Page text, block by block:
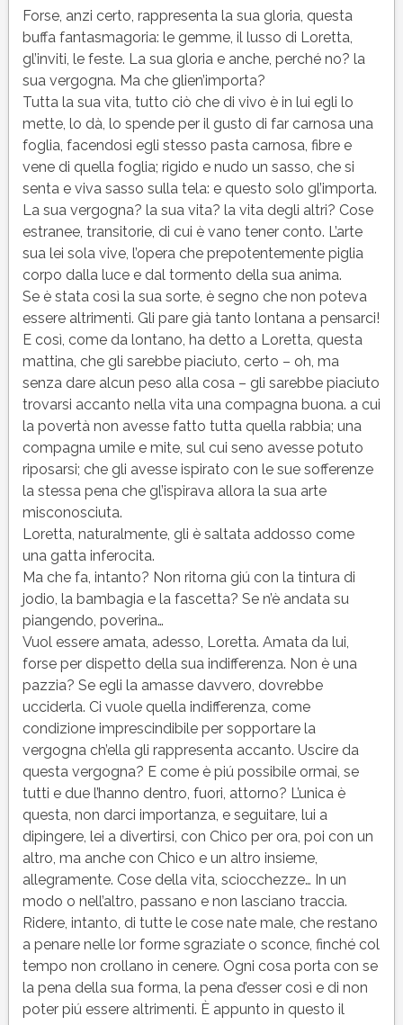
Forse, anzi certo, rappresenta la sua gloria, questa
buffa fantasmagoria: le gemme, il lusso di Loretta,
gl’inviti, le feste. La sua gloria e anche, perché no? la
sua vergogna. Ma che glien’importa?
Tutta la sua vita, tutto ciò che di vivo è in lui egli lo
mette, lo dà, lo spende per il gusto di far carnosa una
foglia, facendosi egli stesso pasta carnosa, fibre e
vene di quella foglia; rigido e nudo un sasso, che si
senta e viva sasso sulla tela: e questo solo gl’importa.
La sua vergogna? la sua vita? la vita degli altri? Cose
estranee, transitorie, di cui è vano tener conto. L’arte
sua lei sola vive, l’opera che prepotentemente piglia
corpo dalla luce e dal tormento della sua anima.
Se è stata così la sua sorte, è segno che non poteva
essere altrimenti. Gli pare già tanto lontana a pensarci!
E così, come da lontano, ha detto a Loretta, questa
mattina, che gli sarebbe piaciuto, certo – oh, ma
senza dare alcun peso alla cosa – gli sarebbe piaciuto
trovarsi accanto nella vita una compagna buona. a cui
la povertà non avesse fatto tutta quella rabbia; una
compagna umile e mite, sul cui seno avesse potuto
riposarsi; che gli avesse ispirato con le sue sofferenze
la stessa pena che gl’ispirava allora la sua arte
misconosciuta.
Loretta, naturalmente, gli è saltata addosso come
una gatta inferocita.
Ma che fa, intanto? Non ritorna giú con la tintura di
jodio, la bambagia e la fascetta? Se n’è andata su
piangendo, poverina…
Vuol essere amata, adesso, Loretta. Amata da lui,
forse per dispetto della sua indifferenza. Non è una
pazzia? Se egli la amasse davvero, dovrebbe
ucciderla. Ci vuole quella indifferenza, come
condizione imprescindibile per sopportare la
vergogna ch’ella gli rappresenta accanto. Uscire da
questa vergogna? E come è piú possibile ormai, se
tutti e due l’hanno dentro, fuori, attorno? L’unica è
questa, non darci importanza, e seguitare, lui a
dipingere, lei a divertirsi, con Chico per ora, poi con un
altro, ma anche con Chico e un altro insieme,
allegramente. Cose della vita, sciocchezze… In un
modo o nell’altro, passano e non lasciano traccia.
Ridere, intanto, di tutte le cose nate male, che restano
a penare nelle lor forme sgraziate o sconce, finché col
tempo non crollano in cenere. Ogni cosa porta con se
la pena della sua forma, la pena d’esser così e di non
poter piú essere altrimenti. È appunto in questo il